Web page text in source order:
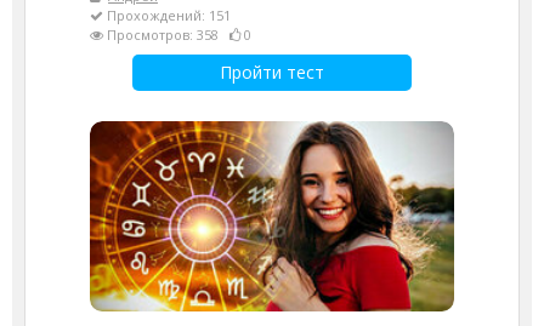
Прохождений: 151
Просмотров: 358
0
Пройти тест